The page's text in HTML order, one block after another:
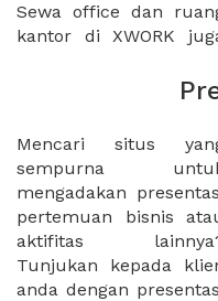
Sewa office dan
kantor di XWORK
Mencari situs
sempurna
mengadakan
pertemuan bisnis
aktifitas
Tunjukan kepada
anda dengan
dan
dalam lingkungan
nyaman adalah
satu kuncinya.
menghargai
acara klien kami
ingin anda